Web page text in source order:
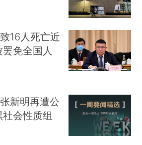
16人死亡近
免全国人
新明再遭公
会性质组